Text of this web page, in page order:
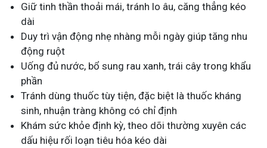
Giữ tinh thần thoải mái, tránh lo âu, căng thẳng kéo
dài
Duy trì vận động nhẹ nhàng mỗi ngày giúp tăng nhu
động ruột
Uống đủ nước, bổ sung rau xanh, trái cây trong khẩu
phần
Tránh dùng thuốc tùy tiện, đặc biệt là thuốc kháng
sinh, nhuận tràng không có chỉ định
Khám sức khỏe định kỳ, theo dõi thường xuyên các
dấu hiệu rối loạn tiêu hóa kéo dài